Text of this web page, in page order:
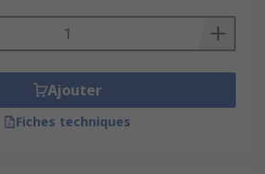
Ajouter
Fiches techniques